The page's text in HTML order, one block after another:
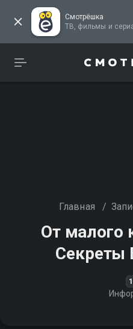
Смотрёшка
ТВ, фильмы
Главная /
От малого
Секреты